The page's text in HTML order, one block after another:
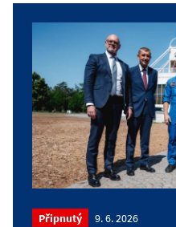
Připnutý 9. 6. 2026